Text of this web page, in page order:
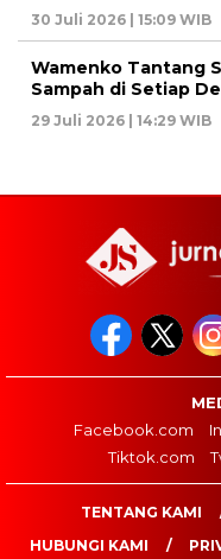
30 Juli 2026 | 15:09 WIB
Wamenko Tantang
Sampah di Setiap
29 Juli 2026 | 14:29 WIB
Facebook.com
Tiktok.com
TENTANG KAMI
HUBUNGI KAMI